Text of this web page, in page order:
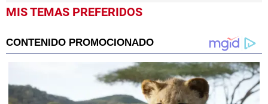
MIS TEMAS PREFERIDOS